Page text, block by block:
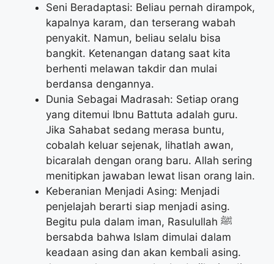
Seni Beradaptasi: Beliau pernah dirampok,
kapalnya karam, dan terserang wabah
penyakit. Namun, beliau selalu bisa
bangkit. Ketenangan datang saat kita
berhenti melawan takdir dan mulai
berdansa dengannya.
Dunia Sebagai Madrasah: Setiap orang
yang ditemui Ibnu Battuta adalah guru.
Jika Sahabat sedang merasa buntu,
cobalah keluar sejenak, lihatlah awan,
bicaralah dengan orang baru. Allah sering
menitipkan jawaban lewat lisan orang lain.
Keberanian Menjadi Asing: Menjadi
penjelajah berarti siap menjadi asing.
Begitu pula dalam iman, Rasulullah ﷺ
bersabda bahwa Islam dimulai dalam
keadaan asing dan akan kembali asing.